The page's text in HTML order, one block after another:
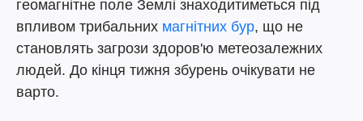
геомагнітне поле Землі знаходитиметься під
впливом трибальних магнітних бур, що не
становлять загрози здоров'ю метеозалежних
людей. До кінця тижня збурень очікувати не
варто.